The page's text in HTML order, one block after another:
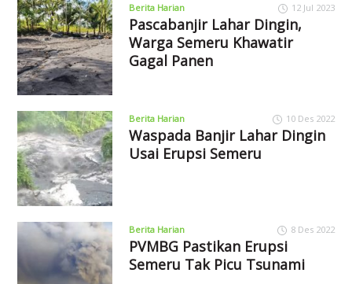
Berita Harian 12 Jul 2023
Pascabanjir Lahar Dingin,
Warga Semeru Khawatir
Gagal Panen
Berita Harian 10 Des 2022
Waspada Banjir Lahar Dingin
Usai Erupsi Semeru
Berita Harian 8 Des 2022
PVMBG Pastikan Erupsi
Semeru Tak Picu Tsunami